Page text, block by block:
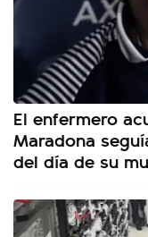
El enfermero
Maradona
del día de su